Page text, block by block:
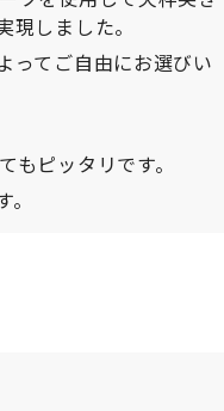
しました。
ってご自由にお選びい
ピッタリです。